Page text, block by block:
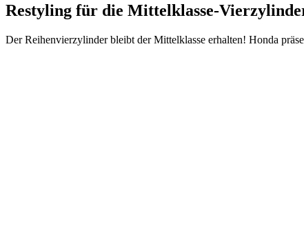
Restyling für die Mittelklasse-
Der Reihenvierzylinder bleibt der Mittelklasse erhalten! Honda